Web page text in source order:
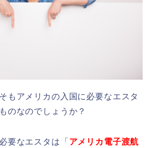
もアメリカの入国に必要なエスタ
のなのでしょうか？
要なエスタは「 アメリカ電子渡航